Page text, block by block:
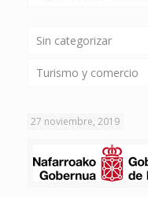
Sin categorizar
Turismo y comercio
27 noviembre, 2019